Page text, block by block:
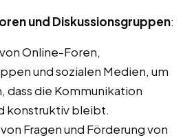
und Diskussionsgruppen:
Online-Foren,
und sozialen Medien, um
dass die Kommunikation
konstruktiv bleibt.
Fragen und Förderung von